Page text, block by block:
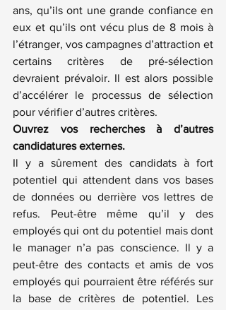
ans, qu’ils ont une grande confiance en
eux et qu’ils ont vécu plus de 8 mois à
l’étranger, vos campagnes d’attraction et
certains critères de pré-sélection
devraient prévaloir. Il est alors possible
d’accélérer le processus de sélection
pour vérifier d’autres critères.
Ouvrez vos recherches à d’autres
candidatures externes.
Il y a sûrement des candidats à fort
potentiel qui attendent dans vos bases
de données ou derrière vos lettres de
refus. Peut-être même qu’il y des
employés qui ont du potentiel mais dont
le manager n’a pas conscience. Il y a
peut-être des contacts et amis de vos
employés qui pourraient être référés sur
la base de critères de potentiel. Les